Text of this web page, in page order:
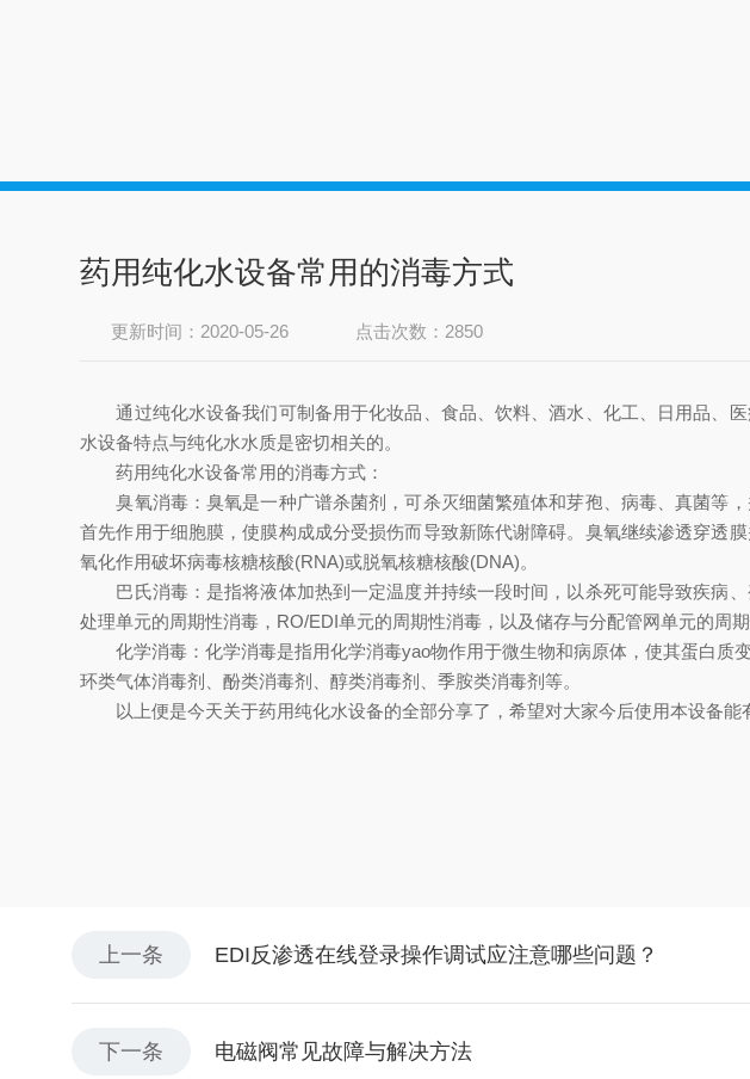
药用纯化水设备常用的消毒方式
更新时间：2020-05-26 点击次数：2850
通过纯化水设备我们可制备用于化妆品、食品、饮料、酒水、化工、日用品、
水设备特点与纯化水水质是密切相关的。
药用纯化水设备常用的消毒方式：
臭氧消毒：臭氧是一种广谱杀菌剂，可杀灭细菌繁殖体和芽孢、病毒、真菌等
首先作用于细胞膜，使膜构成成分受损伤而导致新陈代谢障碍。臭氧继续渗透穿透
氧化作用破坏病毒核糖核酸(RNA)或脱氧核糖核酸(DNA)。
巴氏消毒：是指将液体加热到一定温度并持续一段时间，以杀死可能导致疾病
处理单元的周期性消毒，RO/EDI单元的周期性消毒，以及储存与分配管网单元的周
化学消毒：化学消毒是指用化学消毒yao物作用于微生物和病原体，使其蛋白质
环类气体消毒剂、酚类消毒剂、醇类消毒剂、季胺类消毒剂等。
以上便是今天关于药用纯化水设备的全部分享了，希望对大家今后使用本设备能
上一条 EDI反渗透在线登录操作调试应注意哪些问题？
下一条 电磁阀常见故障与解决方法